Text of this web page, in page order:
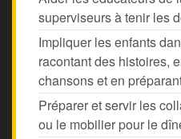
superviseurs à tenir les
Impliquer les enfants
racontant des histoires,
chansons et en
Préparer et servir les
ou le mobilier pour le